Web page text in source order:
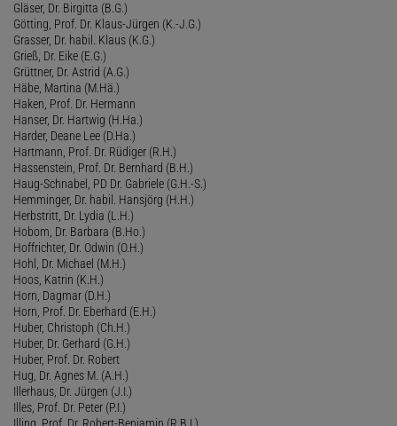
Gläser, Dr. Birgitta (B.G.)
Götting, Prof. Dr. Klaus-Jürgen (K.-J.G.)
Grasser, Dr. habil. Klaus (K.G.)
Grieß, Dr. Eike (E.G.)
Grüttner, Dr. Astrid (A.G.)
Häbe, Martina (M.Hä.)
Haken, Prof. Dr. Hermann
Hanser, Dr. Hartwig (H.Ha.)
Harder, Deane Lee (D.Ha.)
Hartmann, Prof. Dr. Rüdiger (R.H.)
Hassenstein, Prof. Dr. Bernhard (B.H.)
Haug-Schnabel, PD Dr. Gabriele (G.H.-S.)
Hemminger, Dr. habil. Hansjörg (H.H.)
Herbstritt, Dr. Lydia (L.H.)
Hobom, Dr. Barbara (B.Ho.)
Hoffrichter, Dr. Odwin (O.H.)
Hohl, Dr. Michael (M.H.)
Hoos, Katrin (K.H.)
Horn, Dagmar (D.H.)
Horn, Prof. Dr. Eberhard (E.H.)
Huber, Christoph (Ch.H.)
Huber, Dr. Gerhard (G.H.)
Huber, Prof. Dr. Robert
Hug, Dr. Agnes M. (A.H.)
Illerhaus, Dr. Jürgen (J.I.)
Illes, Prof. Dr. Peter (P.I.)
Illing, Prof. Dr. Robert-Benjamin (R.B.I.)